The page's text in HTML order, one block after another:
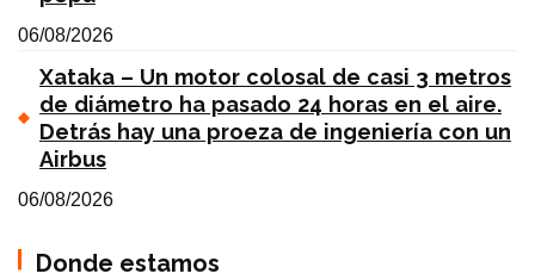
06/08/2026
Xataka – Un motor colosal de casi 3 metros
de diámetro ha pasado 24 horas en el aire.
Detrás hay una proeza de ingeniería con un
Airbus
06/08/2026
Donde estamos